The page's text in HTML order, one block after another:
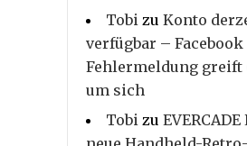
Tobi zu Konto
verfügbar – Facebook
Fehlermeldung greift
um sich
Tobi zu EVERCADE